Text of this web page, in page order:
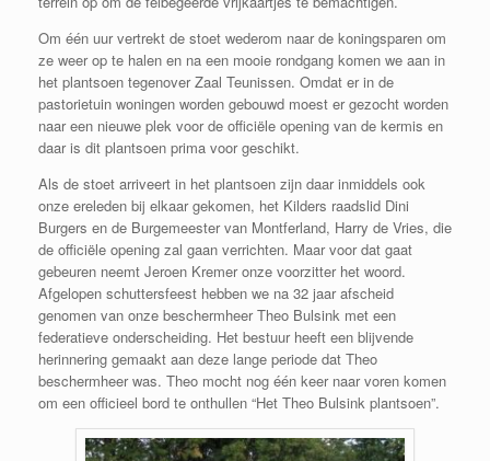
Om één uur vertrekt de stoet wederom naar de koningsparen om
ze weer op te halen en na een mooie rondgang komen we aan in
het plantsoen tegenover Zaal Teunissen. Omdat er in de
pastorietuin woningen worden gebouwd moest er gezocht worden
naar een nieuwe plek voor de officiële opening van de kermis en
daar is dit plantsoen prima voor geschikt.
Als de stoet arriveert in het plantsoen zijn daar inmiddels ook
onze ereleden bij elkaar gekomen, het Kilders raadslid Dini
Burgers en de Burgemeester van Montferland, Harry de Vries, die
de officiële opening zal gaan verrichten. Maar voor dat gaat
gebeuren neemt Jeroen Kremer onze voorzitter het woord.
Afgelopen schuttersfeest hebben we na 32 jaar afscheid
genomen van onze beschermheer Theo Bulsink met een
federatieve onderscheiding. Het bestuur heeft een blijvende
herinnering gemaakt aan deze lange periode dat Theo
beschermheer was. Theo mocht nog één keer naar voren komen
om een officieel bord te onthullen “Het Theo Bulsink plantsoen”.